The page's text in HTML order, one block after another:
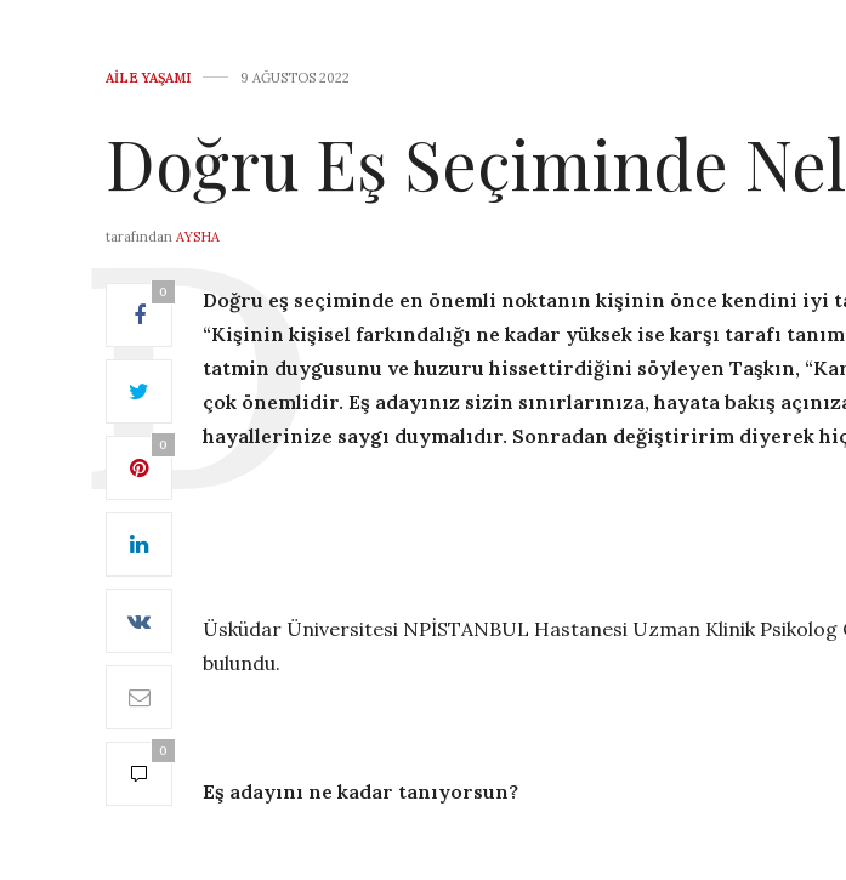
AILE YAŞAMI 9 AĞUSTOS 2022
Doğru Eş Seçiminde
tarafından AYSHA
0
0
0
Doğru eş seçiminde en önemli noktanın kişinin önce kendini iyi
“Kişinin kişisel farkındalığı ne kadar yüksek ise karşı tarafı
tatmin duygusunu ve huzuru hissettirdiğini söyleyen Taşkın, “
çok önemlidir. Eş adayınız sizin sınırlarınıza, hayata bakış
hayallerinize saygı duymalıdır. Sonradan değiştiririm diyerek
Üsküdar Üniversitesi NPİSTANBUL Hastanesi Uzman Klinik
bulundu.
Eş adayını ne kadar tanıyorsun?